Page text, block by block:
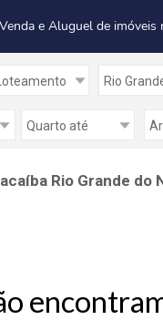
e Aluguel de imóveis
Rio Grande do